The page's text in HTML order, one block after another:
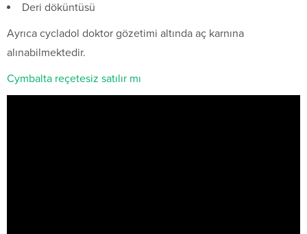
Deri döküntüsü
Ayrıca cycladol doktor gözetimi altında aç karnına
alınabilmektedir.
Cymbalta reçetesiz satılır mı